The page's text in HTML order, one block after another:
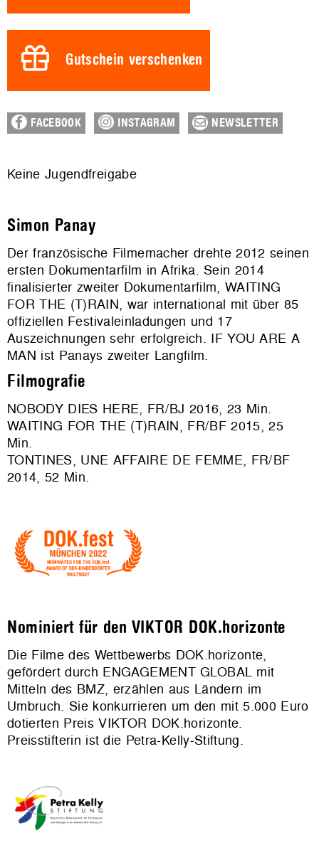
Gutschein verschenken
FACEBOOK INSTAGRAM NEWSLETTER
Keine Jugendfreigabe
Simon Panay
Der französische Filmemacher drehte 2012 seinen
ersten Dokumentarfilm in Afrika. Sein 2014
finalisierter zweiter Dokumentarfilm, WAITING
FOR THE (T)RAIN, war international mit über 85
offiziellen Festivaleinladungen und 17
Auszeichnungen sehr erfolgreich. IF YOU ARE A
MAN ist Panays zweiter Langfilm.
Filmografie
NOBODY DIES HERE, FR/BJ 2016, 23 Min.
WAITING FOR THE (T)RAIN, FR/BF 2015, 25
Min.
TONTINES, UNE AFFAIRE DE FEMME, FR/BF
2014, 52 Min.
Nominiert für den VIKTOR DOK.horizonte
Die Filme des Wettbewerbs DOK.horizonte,
gefördert durch ENGAGEMENT GLOBAL mit
Mitteln des BMZ, erzählen aus Ländern im
Umbruch. Sie konkurrieren um den mit 5.000 Euro
dotierten Preis VIKTOR DOK.horizonte.
Preisstifterin ist die Petra-Kelly-Stiftung.